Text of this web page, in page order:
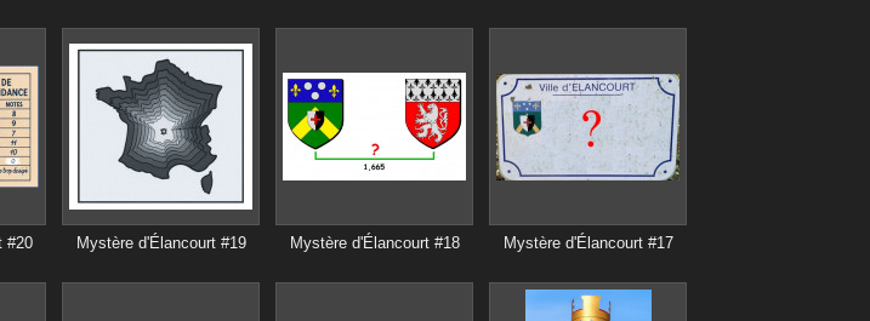
#20 Mystère d'Élancourt #19 Mystère d'Élancourt #18 Mystère d'Élancourt #17